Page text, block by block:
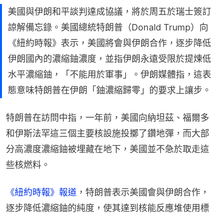
美國與伊朗和平談判達成協議，將於周五於瑞士簽訂
諒解備忘錄。美國總統特朗普（Donald Trump）向
《紐約時報》表示，美國將會與伊朗合作，逐步降低
伊朗國內的濃縮鈾濃度，並指伊朗永遠受限於提煉低
水平濃縮鈾，「不能用於軍事」。伊朗媒體指，這表
態意味特朗普在伊朗「鈾濃縮歸零」的要求上讓步。
特朗普在訪問中指，一年前，美國向納坦茲、福爾多
和伊斯法罕這三個主要核設施投擲了鑽地彈，而大部
分高濃度濃縮鈾被埋藏在地下，美國並不急於取走這
些核燃料。
《紐約時報》報道 ，特朗普表示美國會與伊朗合作，
逐步降低濃縮鈾的純度，使其達到核能反應堆使用標